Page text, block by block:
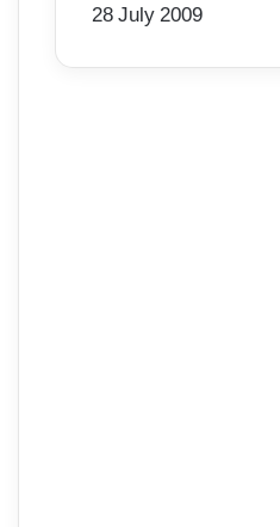
28 July 2009